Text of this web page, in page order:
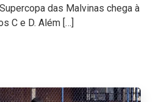
das Malvinas chega à
C e D. Além […]